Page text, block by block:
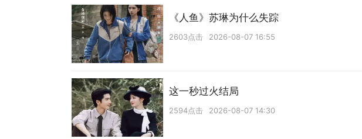
《人鱼》苏琳为什么失踪
2603点击 2026-08-07 16:55
这一秒过火结局
2594点击 2026-08-07 14:30